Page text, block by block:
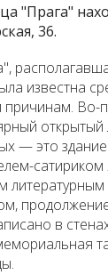
"Прага"
36.
известна
Во-
открытый
— это здание
в